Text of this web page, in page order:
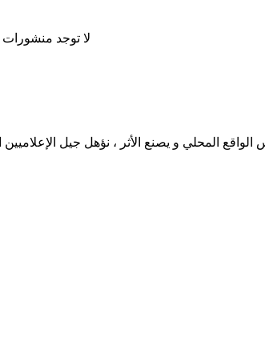
لا توجد منشورات
المحلي و يصنع الأثر ، نؤهل جيل